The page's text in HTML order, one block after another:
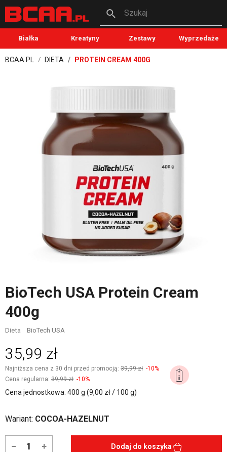
Szukaj
Białka Kreatyny Zestawy Wyprzedaże
BCAA.PL DIETA PROTEIN CREAM 400G
BioTech USA Protein Cream
400g
Dieta BioTech USA
35,99 zł
Najniższa cena z 30 dni przed promocją: 39,99 zł -10%
Cena regularna: 39,99 zł -10%
Cena jednostkowa: 400 g (9,00 zł / 100 g)
Wariant: COCOA-HAZELNUT
− + Dodaj do koszyka